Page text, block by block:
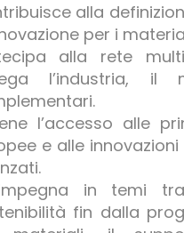
alla
per i
alla rete
l’industria, il
l’accesso alle
e alle
in temi
fin dalla